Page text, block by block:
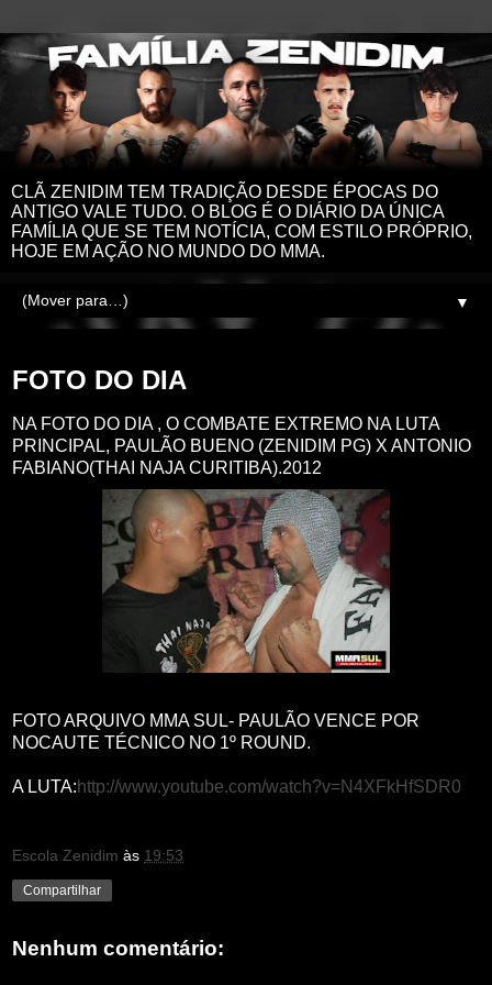
CLÃ ZENIDIM TEM TRADIÇÃO DESDE ÉPOCAS DO
ANTIGO VALE TUDO. O BLOG É O DIÁRIO DA ÚNICA
FAMÍLIA QUE SE TEM NOTÍCIA, COM ESTILO PRÓPRIO,
HOJE EM AÇÃO NO MUNDO DO MMA.
▼
FOTO DO DIA
NA FOTO DO DIA , O COMBATE EXTREMO NA LUTA
PRINCIPAL, PAULÃO BUENO (ZENIDIM PG) X ANTONIO
FABIANO(THAI NAJA CURITIBA).2012
FOTO ARQUIVO MMA SUL- PAULÃO VENCE POR
NOCAUTE TÉCNICO NO 1º ROUND.
A LUTA:http://www.youtube.com/watch?v=N4XFkHfSDR0
Escola Zenidim às 19:53
Compartilhar
Nenhum comentário: